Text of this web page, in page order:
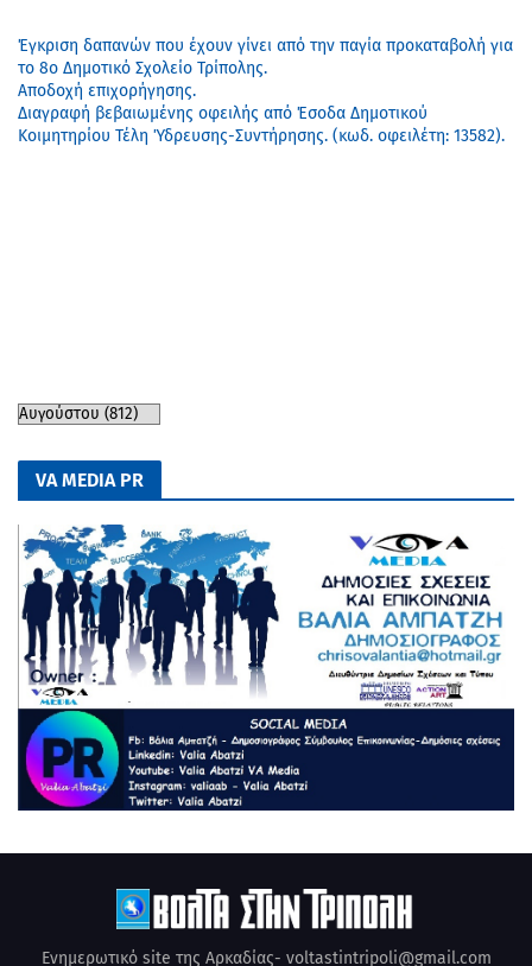
Έγκριση δαπανών που έχουν γίνει από την παγία προκαταβολή για
το 8ο Δημοτικό Σχολείο Τρίπολης.
Αποδοχή επιχορήγησης.
Διαγραφή βεβαιωμένης οφειλής από Έσοδα Δημοτικού
Κοιμητηρίου Τέλη Ύδρευσης-Συντήρησης. (κωδ. οφειλέτη: 13582).
VA MEDIA PR
Ενημερωτικό site της Αρκαδίας- voltastintripoli@gmail.com